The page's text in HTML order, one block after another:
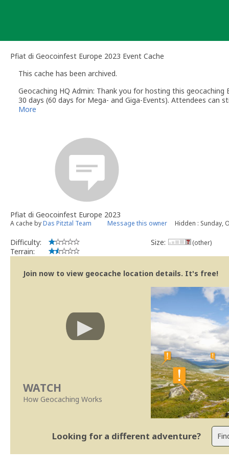
Pfiat di Geocoinfest Europe 2023 Event Cache
This cache has been archived.
Geocaching HQ Admin: Thank you for hosting this
30 days (60 days for Mega- and Giga-Events). Attendees can
More
Pfiat di Geocoinfest Europe 2023
A cache byDas Pitztal Team Message this owner Hidden : Sunday,
Difficulty:
Terrain:
Size: (other)
Join now to view geocache location details. It's free!
WATCH
How Geocaching Works
Looking for a different adventure?